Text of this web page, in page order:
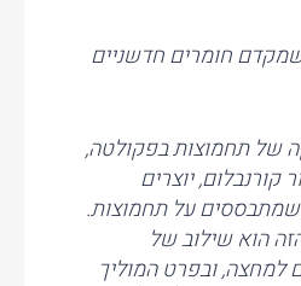
חומרים חדשניים
של תחמוצות בפקולטה,
קורנבלום, יוצרים
על תחמוצות.
הוא שילוב של
למחצה, ובפרט המוליך